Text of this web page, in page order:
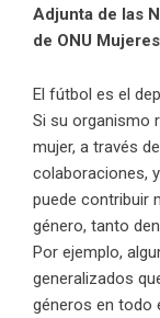
Adjunta de las
de ONU
El fútbol es el
Si su organismo
mujer, a través
colaboraciones,
puede contribuir
género, tanto
Por ejemplo,
generalizados
géneros en todo